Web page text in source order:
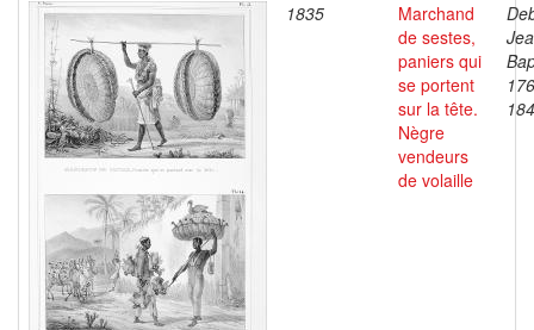
1835
Marchand
de sestes,
paniers qui
se portent
sur la tête.
Nègre
vendeurs
de volaille